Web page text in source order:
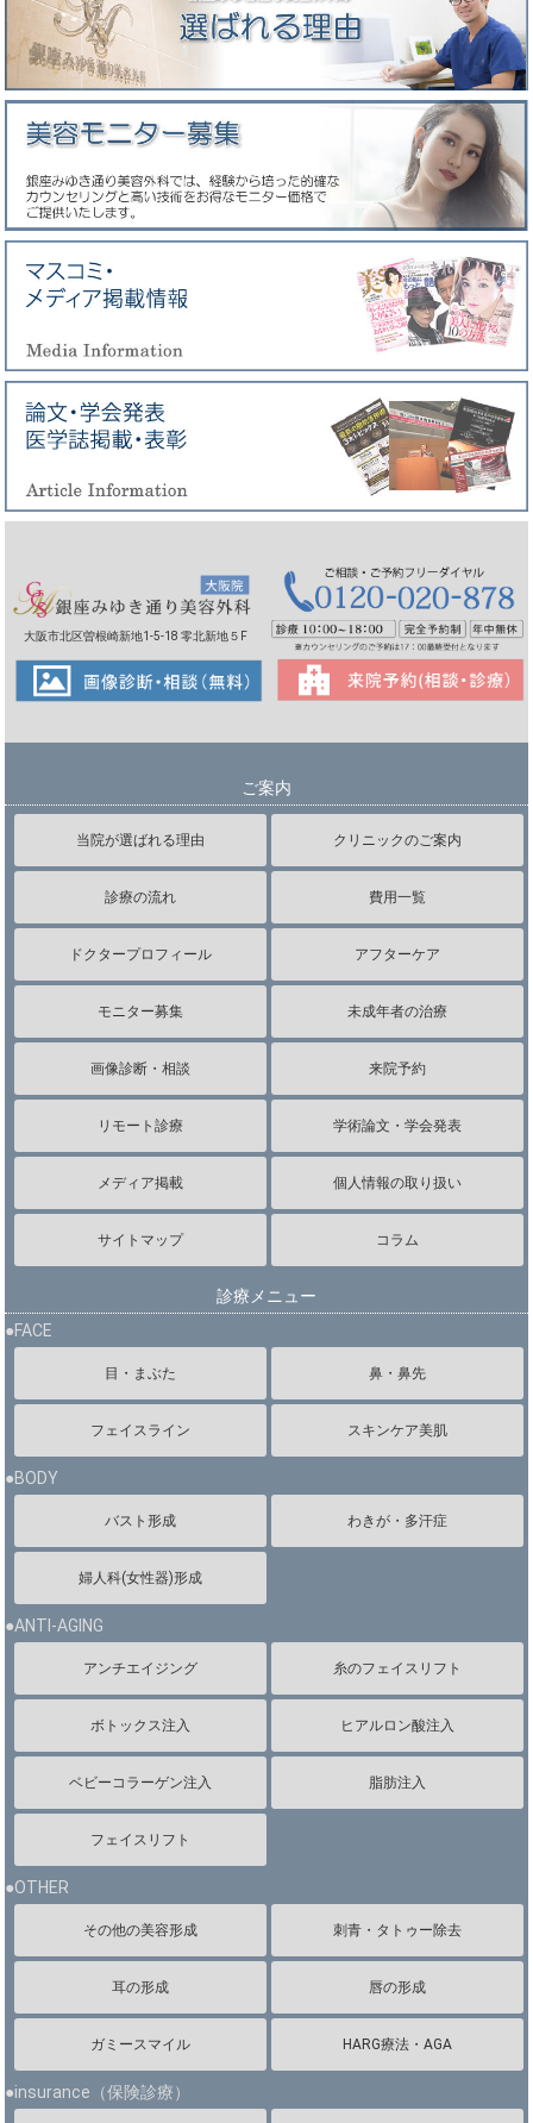
大阪市北区曽根崎新地1-5-18 零北新地５F
ご案内
当院が選ばれる理由 クリニックのご案内
診療の流れ 費用一覧
ドクタープロフィール アフターケア
モニター募集 未成年者の治療
画像診断・相談 来院予約
リモート診療 学術論文・学会発表
メディア掲載 個人情報の取り扱い
サイトマップ コラム
診療メニュー
●FACE
目・まぶた 鼻・鼻先
フェイスライン スキンケア美肌
●BODY
バスト形成 わきが・多汗症
婦人科(女性器)形成
●ANTI-AGING
アンチエイジング 糸のフェイスリフト
ボトックス注入 ヒアルロン酸注入
ベビーコラーゲン注入 脂肪注入
フェイスリフト
●OTHER
その他の美容形成 刺青・タトゥー除去
耳の形成 唇の形成
ガミースマイル HARG療法・AGA
●insurance（保険診療）